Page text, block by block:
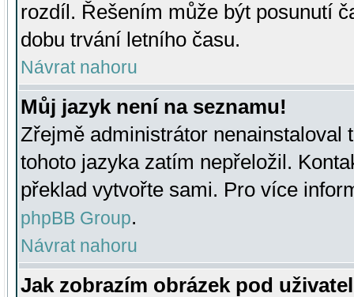
rozdíl. Řešením může být posunutí
dobu trvání letního času.
Návrat nahoru
Můj jazyk není na seznamu!
Zřejmě administrátor nenainstaloval
tohoto jazyka zatím nepřeložil.
překlad vytvořte sami. Pro více
phpBB Group.
Návrat nahoru
Jak zobrazím obrázek pod